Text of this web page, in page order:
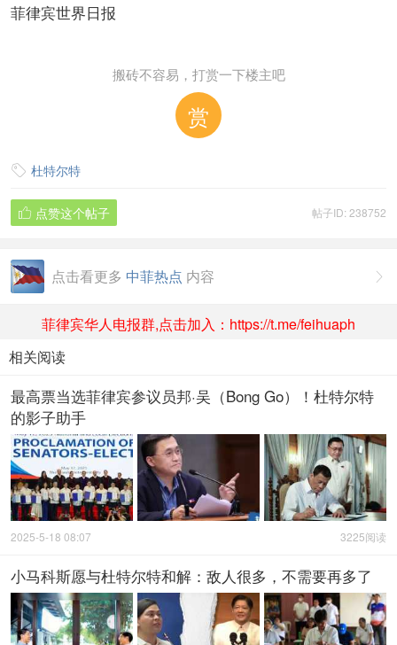
菲律宾世界日报
搬砖不容易，打赏一下楼主吧
赏
 杜特尔特
帖子ID: 238752
 点赞这个帖子

点击看更多 中菲热点 内容
菲律宾华人电报群,点击加入：https://t.me/feihuaph
相关阅读
最高票当选菲律宾参议员邦·吴（Bong Go）！杜特尔特
的影子助手
3225阅读
2025-5-18 08:07
小马科斯愿与杜特尔特和解：敌人很多，不需要再多了